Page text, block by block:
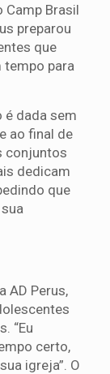
Camp Brasil
preparou
que
para
é dada sem
ao final de
conjuntos
dedicam
que
AD Perus,
“Eu
certo,
igreja”. O